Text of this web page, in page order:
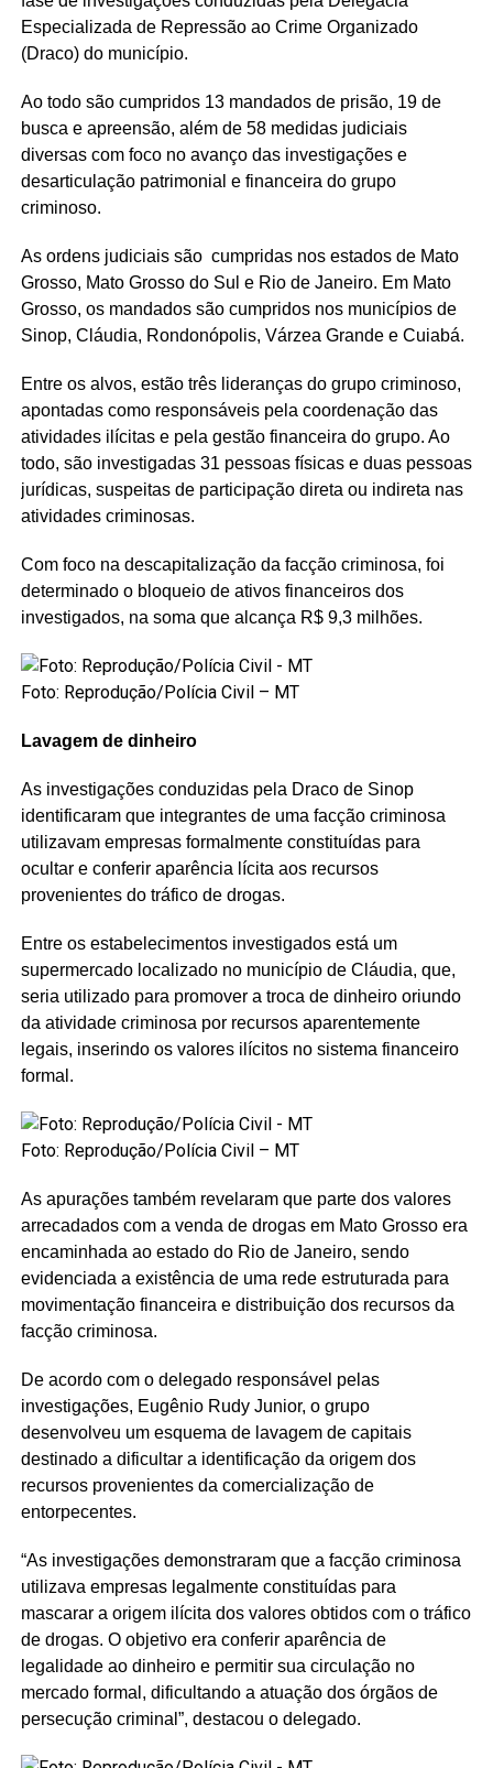
Especializada de Repressão ao Crime Organizado
(Draco) do município.
Ao todo são cumpridos 13 mandados de prisão, 19 de
busca e apreensão, além de 58 medidas judiciais
diversas com foco no avanço das investigações e
desarticulação patrimonial e financeira do grupo
criminoso.
As ordens judiciais são cumpridas nos estados de Mato
Grosso, Mato Grosso do Sul e Rio de Janeiro. Em Mato
Grosso, os mandados são cumpridos nos municípios de
Sinop, Cláudia, Rondonópolis, Várzea Grande e Cuiabá.
Entre os alvos, estão três lideranças do grupo criminoso,
apontadas como responsáveis pela coordenação das
atividades ilícitas e pela gestão financeira do grupo. Ao
todo, são investigadas 31 pessoas físicas e duas pessoas
jurídicas, suspeitas de participação direta ou indireta nas
atividades criminosas.
Com foco na descapitalização da facção criminosa, foi
determinado o bloqueio de ativos financeiros dos
investigados, na soma que alcança R$ 9,3 milhões.
Foto: Reprodução/Polícia Civil – MT
Lavagem de dinheiro
As investigações conduzidas pela Draco de Sinop
identificaram que integrantes de uma facção criminosa
utilizavam empresas formalmente constituídas para
ocultar e conferir aparência lícita aos recursos
provenientes do tráfico de drogas.
Entre os estabelecimentos investigados está um
supermercado localizado no município de Cláudia, que,
seria utilizado para promover a troca de dinheiro oriundo
da atividade criminosa por recursos aparentemente
legais, inserindo os valores ilícitos no sistema financeiro
formal.
Foto: Reprodução/Polícia Civil – MT
As apurações também revelaram que parte dos valores
arrecadados com a venda de drogas em Mato Grosso era
encaminhada ao estado do Rio de Janeiro, sendo
evidenciada a existência de uma rede estruturada para
movimentação financeira e distribuição dos recursos da
facção criminosa.
De acordo com o delegado responsável pelas
investigações, Eugênio Rudy Junior, o grupo
desenvolveu um esquema de lavagem de capitais
destinado a dificultar a identificação da origem dos
recursos provenientes da comercialização de
entorpecentes.
“As investigações demonstraram que a facção criminosa
utilizava empresas legalmente constituídas para
mascarar a origem ilícita dos valores obtidos com o tráfico
de drogas. O objetivo era conferir aparência de
legalidade ao dinheiro e permitir sua circulação no
mercado formal, dificultando a atuação dos órgãos de
persecução criminal”, destacou o delegado.